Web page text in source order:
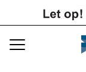
Navigation